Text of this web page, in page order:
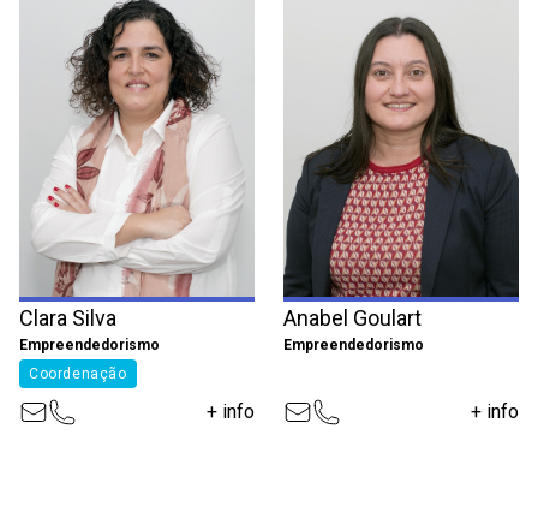
Clara Silva
Empreendedorismo
Coordenação
+ info
Anabel Goulart
Empreendedorismo
+ info